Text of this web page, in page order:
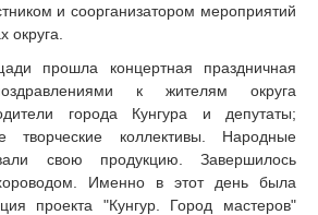
и соорганизатором мероприятий
округа.
прошла концертная праздничная
к жителям округа
города Кунгура и депутаты;
творческие коллективы. Народные
свою продукцию. Завершилось
Именно в этот день была
проекта "Кунгур. Город мастеров"